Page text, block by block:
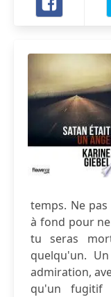
temps. Ne
à fond pour
tu seras
quelqu'un.
admiration,
qu'un fugitif